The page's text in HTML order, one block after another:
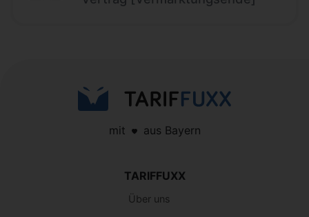
mit aus Bayern
TARIFFUXX
Über uns